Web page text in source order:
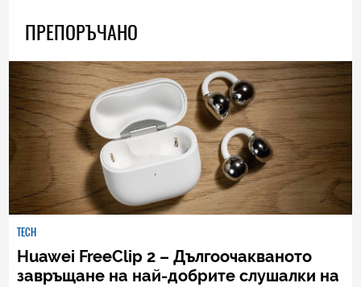
ПРЕПОРЪЧАНО
TECH
Huawei FreeClip 2 – Дългоочакваното
завръщане на най-добрите слушалки на